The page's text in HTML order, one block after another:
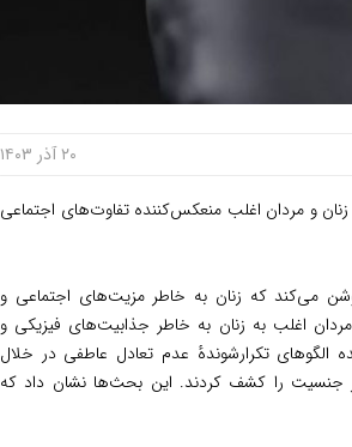
۲۰ آذر ۱۴۰۳
و مردان اغلب منعکس‌کننده تفاوت‌های اجتماعی
می‌کند که زنان به خاطر مزیت‌های اجتماعی و
اغلب به زنان به خاطر جذابیت‌های فیزیکی و
تکرارشوندهٔ عدم تعادل عاطفی در خلال
جنسیت را کشف کردند. این بحث‌ها نشان داد که